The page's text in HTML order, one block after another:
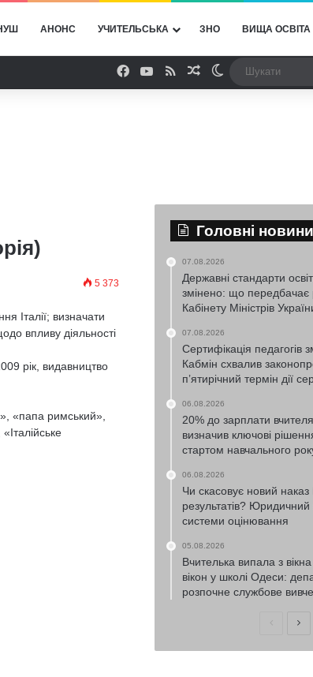
АНОНС УЧИТЕЛЬСЬКА ЗНО ВИЩА ОСВІТА
Facebook
YouTube
RSSВипадкова стаття
Switch skin
5 373
Італії; визначати
впливу діяльності
рік, видавництво
«папа римський»,
Головні новини
07.08.2026
Державні стандарти
змінено: що передбачає
Кабінету Міністрів
07.08.2026
Сертифікація педагогів
Кабмін схвалив
п’ятирічний термін дії
06.08.2026
20% до зарплати
визначив ключові
стартом навчального
06.08.2026
Чи скасовує новий
результатів? Юридичний
системи оцінювання
05.08.2026
Вчителька випала з
вікон у школі Одеси:
розпочне службове